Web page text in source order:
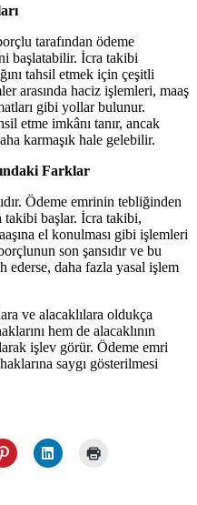
tarafından ödeme
başlatabilir. İcra takibi
tahsil etmek için çeşitli
arasında haciz işlemleri, maaş
gibi yollar bulunur.
etme imkânı tanır, ancak
karmaşık hale gelebilir.
Farklar
Ödeme emrinin tebliğinden
takibi başlar. İcra takibi,
el konulması gibi işlemleri
son şansıdır ve bu
ederse, daha fazla yasal işlem
ve alacaklılara oldukça
hem de alacaklının
işlev görür. Ödeme emri
saygı gösterilmesi